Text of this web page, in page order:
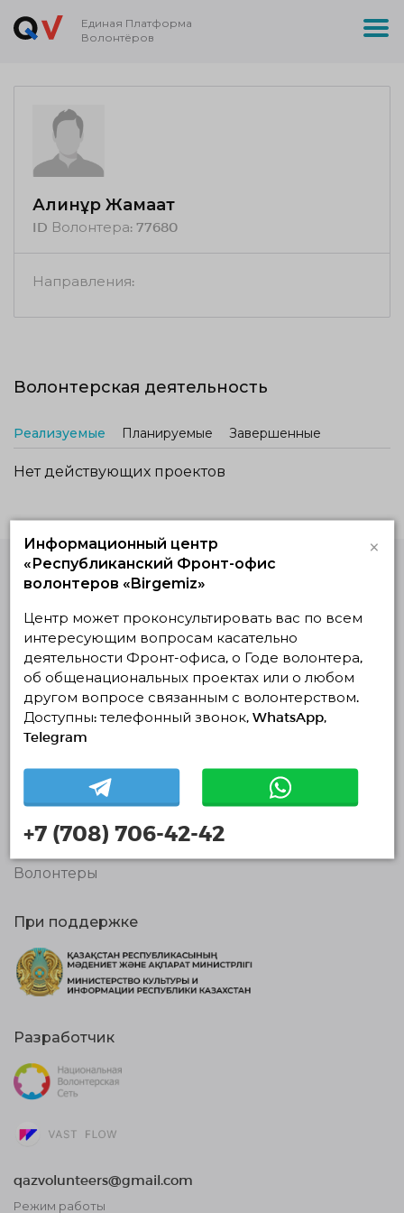
Единая Платформа
Волонтёров
Алинұр Жамағат
ID Волонтера: 77680
Направления:
Волонтерская деятельность
Реализуемые Планируемые Завершенные
Нет действующих проектов
Единая Платформа
© Единая Платформа Волонтёров 2018-2026
Навигация
Контакты
О нас
Проекты
Отчеты
Организации
Новости
Волонтеры
При поддержке
Разработчик
qazvolunteers@gmail.com
Режим работы
Информационный центр
«Республиканский Фронт-офис
волонтеров «Birgemiz»
×
Центр может проконсультировать вас по всем
интересующим вопросам касательно
деятельности Фронт-офиса, о Годе волонтера,
об общенациональных проектах или о любом
другом вопросе связанным с волонтерством.
Доступны: телефонный звонок, WhatsApp,
Telegram
+7 (708) 706-42-42